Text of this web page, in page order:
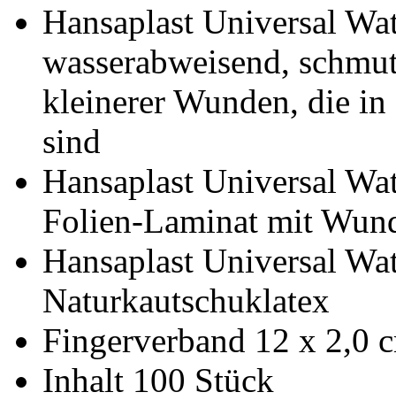
Hansaplast Universal
wasserabweisend,
kleinerer Wunden, die in
sind
Hansaplast Universal
Folien-Laminat mit
Hansaplast Universal
Naturkautschuklatex
Fingerverband 12 x 2,0
Inhalt 100 Stück